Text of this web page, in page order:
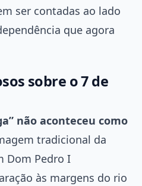
ser contadas ao lado
que agora
sobre o 7 de
não aconteceu como
tradicional da
Dom Pedro I
às margens do rio